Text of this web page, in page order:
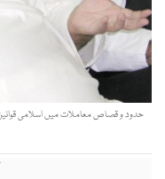
حدود و قصاص معاملات میں اسلامی